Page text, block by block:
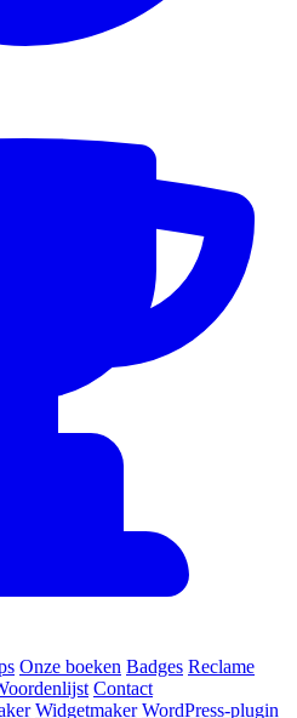
Onze boeken Badges Reclame
Contact
Widgetmaker WordPress-plugin